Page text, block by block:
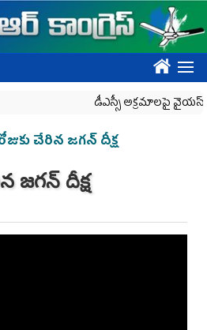
????
డీఎస్సీ అక్రమాలపై
చేరిన జగన్ దీక్ష
జగన్ దీక్ష